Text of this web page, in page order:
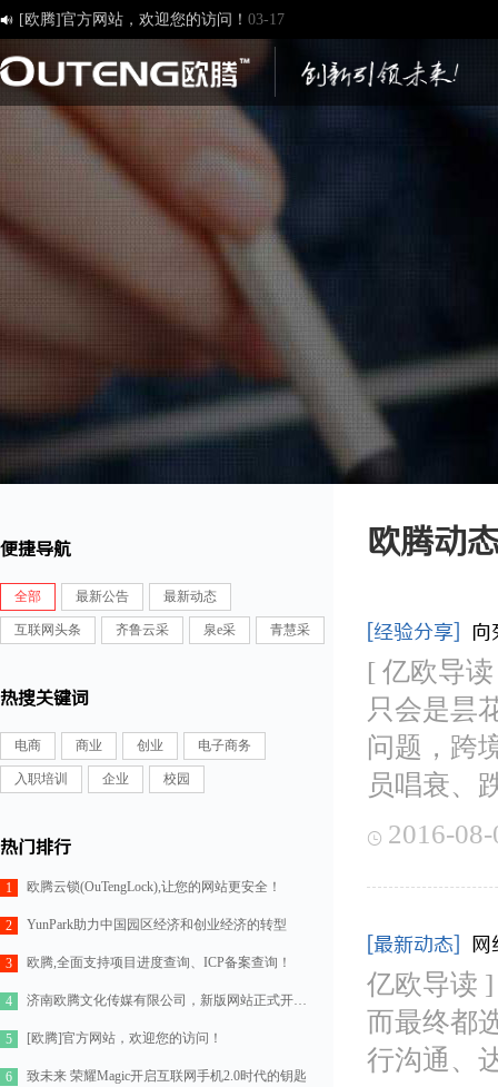

创造一流品牌 打造一流服务 01-09
便捷导航
全部 最新公告 最新动态
互联网头条 齐鲁云采 泉e采 青慧采
热搜关键词
电商 商业 创业 电子商务
入职培训 企业 校园
热门排行
1 欧腾云锁(OuTengLock),让您的网站更安全！
2 YunPark助力中国园区经济和创业经济的转型
3 欧腾,全面支持项目进度查询、ICP备案查询！
4 济南欧腾文化传媒有限公司，新版网站正式开通！
5 [欧腾]官方网站，欢迎您的访问！
6 致未来 荣耀Magic开启互联网手机2.0时代的钥匙
欧腾动
[经验分享] 向
[ 亿欧导
只会是昙
问题，跨
员唱衰、
 2016-
[最新动态] 网
亿欧导读
而最终都
行沟通、